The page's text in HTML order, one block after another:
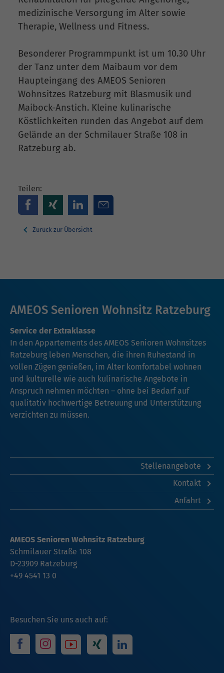
medizinische Versorgung im Alter sowie
Therapie, Wellness und Fitness.
Besonderer Programmpunkt ist um 10.30 Uhr
der Tanz unter dem Maibaum vor dem
Haupteingang des AMEOS Senioren
Wohnsitzes Ratzeburg mit Blasmusik und
Maibock-Anstich. Kleine kulinarische
Köstlichkeiten runden das Angebot auf dem
Gelände an der Schmilauer Straße 108 in
Ratzeburg ab.
Teilen:
Zurück zur Übersicht
AMEOS Senioren Wohnsitz Ratzeburg
Service der Extraklasse
In den Appartements des AMEOS Senioren Wohnsitzes
Ratzeburg leben Menschen, die ihren Ruhestand in
vollen Zügen genießen, im Alter komfortabel wohnen
und kulturelle wie auch kulinarische Angebote in
Anspruch nehmen möchten – ohne bei Bedarf auf
qualitativ hochwertige Betreuung und Unterstützung
verzichten zu müssen.
Stellenangebote
Kontakt
Anfahrt
Besuchen Sie uns auch auf:
AMEOS Senioren Wohnsitz Ratzeburg
Schmilauer Straße 108
D-23909 Ratzeburg
+49 4541 13 0